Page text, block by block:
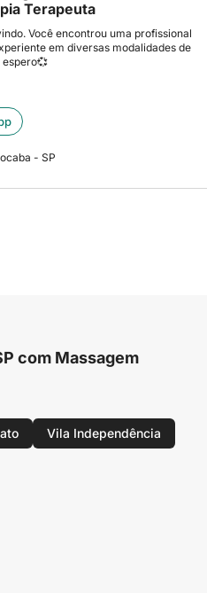
Terapeuta
Você encontrou uma profissional
em diversas modalidades de
espero💞
- SP
com Massagem
Vila Independência